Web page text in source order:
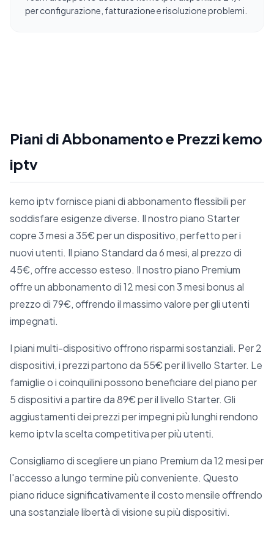
per configurazione, fatturazione e risoluzione problemi.
Piani di Abbonamento e Prezzi kemo
iptv
kemo iptv fornisce piani di abbonamento flessibili per
soddisfare esigenze diverse. Il nostro piano Starter
copre 3 mesi a 35€ per un dispositivo, perfetto per i
nuovi utenti. Il piano Standard da 6 mesi, al prezzo di
45€, offre accesso esteso. Il nostro piano Premium
offre un abbonamento di 12 mesi con 3 mesi bonus al
prezzo di 79€, offrendo il massimo valore per gli utenti
impegnati.
I piani multi-dispositivo offrono risparmi sostanziali. Per 2
dispositivi, i prezzi partono da 55€ per il livello Starter. Le
famiglie o i coinquilini possono beneficiare del piano per
5 dispositivi a partire da 89€ per il livello Starter. Gli
aggiustamenti dei prezzi per impegni più lunghi rendono
kemo iptv la scelta competitiva per più utenti.
Consigliamo di scegliere un piano Premium da 12 mesi per
l'accesso a lungo termine più conveniente. Questo
piano riduce significativamente il costo mensile offrendo
una sostanziale libertà di visione su più dispositivi.